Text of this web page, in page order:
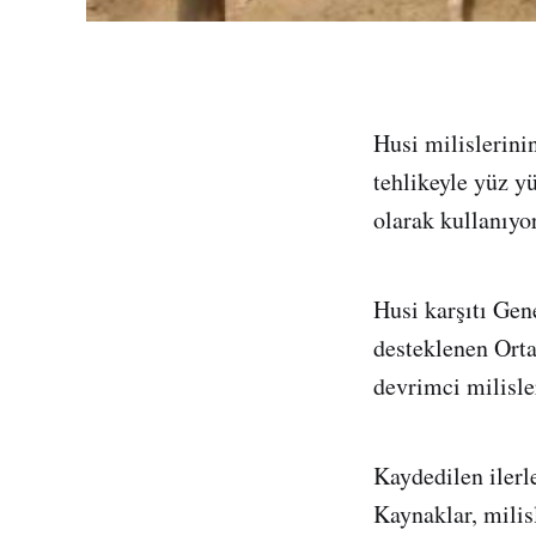
Husi
tehlikeyle yüz
olarak
Husi karşıtı
desteklenen
devrimci milisler
Kaydedilen
Kaynaklar,